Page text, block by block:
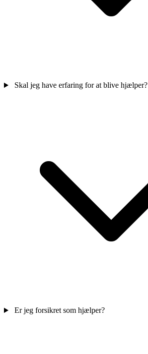
Skal jeg have erfaring for at blive hjælper?
Er jeg forsikret som hjælper?